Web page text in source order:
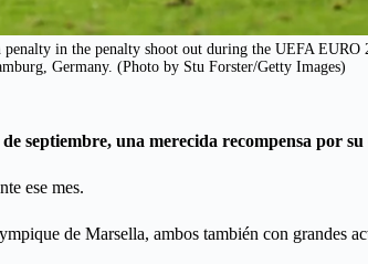
in the penalty shoot out during the UEFA EURO
Germany. (Photo by Stu Forster/Getty Images)
septiembre, una merecida recompensa por
ese mes.
de Marsella, ambos también con grandes